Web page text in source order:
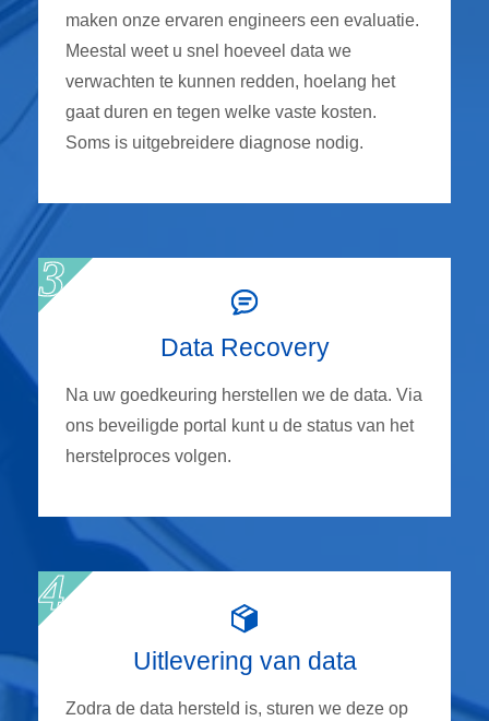
maken onze ervaren engineers een evaluatie.
Meestal weet u snel hoeveel data we
verwachten te kunnen redden, hoelang het
gaat duren en tegen welke vaste kosten.
Soms is uitgebreidere diagnose nodig.
Data Recovery
Na uw goedkeuring herstellen we de data. Via
ons beveiligde portal kunt u de status van het
herstelproces volgen.
Uitlevering van data
Zodra de data hersteld is, sturen we deze op